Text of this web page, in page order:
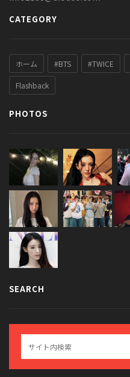
CATEGORY
ホーム #BTS #TWICE
Flashback
PHOTOS
SEARCH